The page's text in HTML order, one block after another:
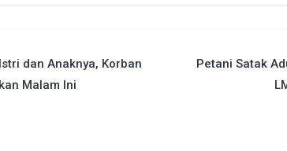
dan Anaknya, Korban
Malam Ini
Petani Satak